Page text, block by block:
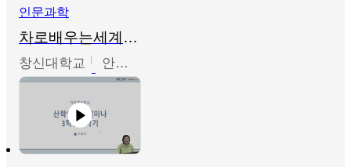
인문과학
차로배우는세계문화
창신대학교 안소영